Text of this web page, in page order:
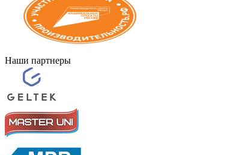
Наши партнеры